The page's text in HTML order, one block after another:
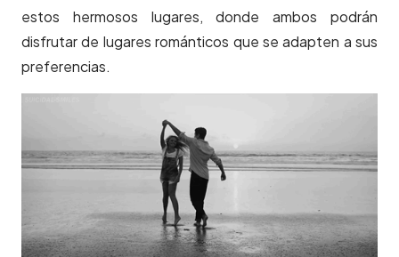
estos hermosos lugares, donde ambos podrán
disfrutar de lugares románticos que se adapten a sus
preferencias.